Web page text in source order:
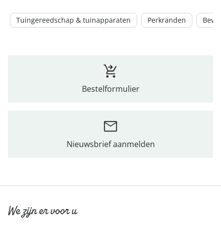
Tuingereedschap & tuinapparaten Perkranden
Bestelformulier
Nieuwsbrief aanmelden
We zijn er voor u